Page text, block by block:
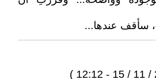
، سأقف عندها...